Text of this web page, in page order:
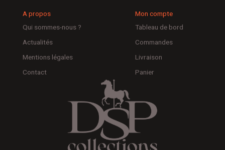
A propos
Qui sommes-nous ?
Actualités
Mentions légales
Contact
Mon compte
Tableau de bord
Commandes
Livraison
Panier